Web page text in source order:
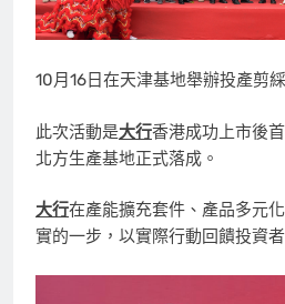
10月16日在天津基地舉辦投產剪
此次活動是大行香港成功上市後
北方生產基地正式落成。
大行在產能擴充套件、產品多元
實的一步，以實際行動回饋投資